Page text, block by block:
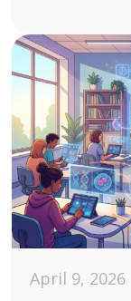
April 9, 2026